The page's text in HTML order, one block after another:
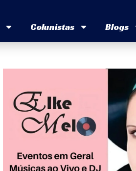
Colunistas Blogs